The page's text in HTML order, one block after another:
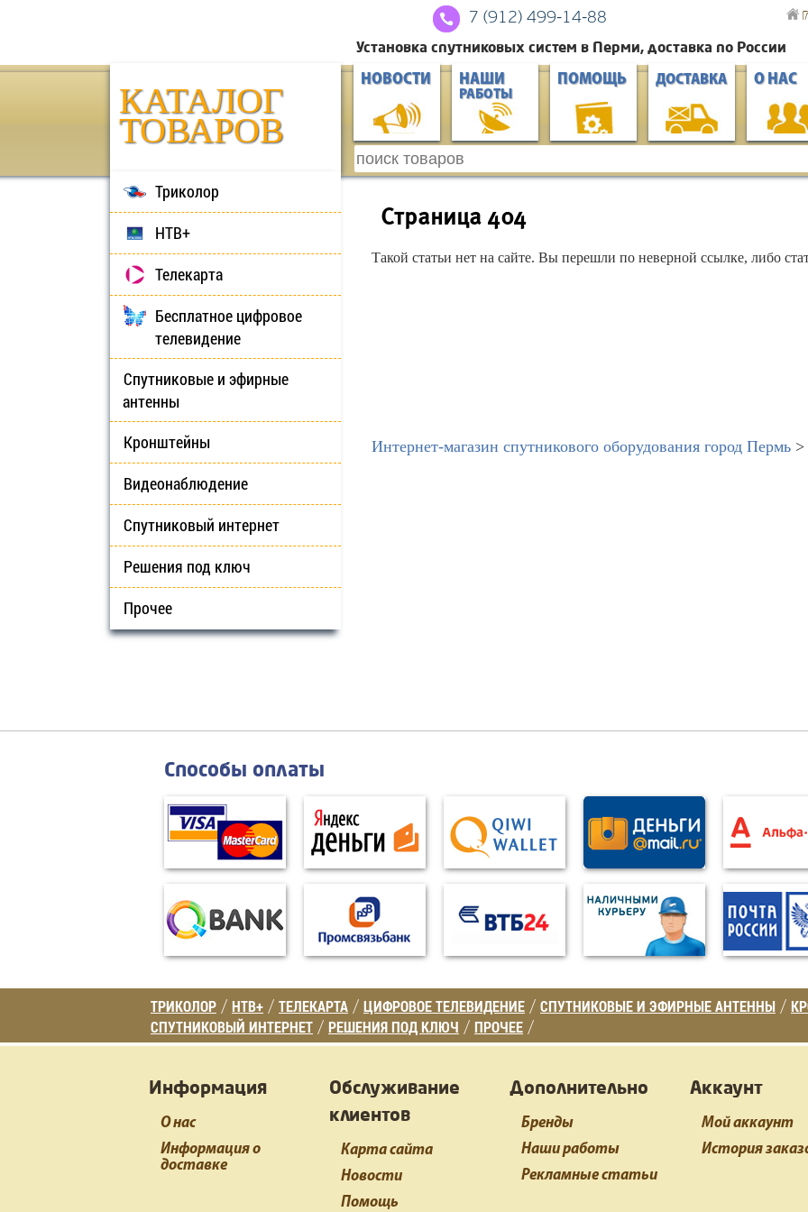
7 (912) 499-14-88
Установка спутниковых систем в Перми, доставка по России
КАТАЛОГ
ТОВАРОВ
НОВОСТИ НАШИ
РАБОТЫ
ПОМОЩЬ ДОСТАВКА О НАС
Триколор
НТВ+
Телекарта
Бесплатное цифровое
телевидение
Спутниковые и эфирные
антенны
Кронштейны
Видеонаблюдение
Спутниковый интернет
Решения под ключ
Прочее
Страница 404
Такой статьи нет на сайте. Вы перешли по неверной ссылке, либо
Интернет-магазин спутникового оборудования город Пермь >
Способы оплаты
ТРИКОЛОР / НТВ+ / ТЕЛЕКАРТА / ЦИФРОВОЕ ТЕЛЕВИДЕНИЕ / СПУТНИКОВЫЕ И ЭФИРНЫЕ АНТЕННЫ /
СПУТНИКОВЫЙ ИНТЕРНЕТ / РЕШЕНИЯ ПОД КЛЮЧ / ПРОЧЕЕ /
Информация
О нас
Информация о
доставке
Обслуживание
клиентов
Карта сайта
Новости
Помощь
Дополнительно
Бренды
Наши работы
Рекламные статьи
Аккаунт
Мой аккаунт
История